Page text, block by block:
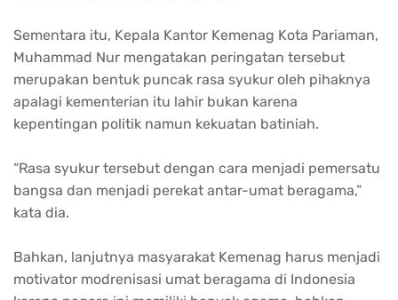
Sementara itu, Kepala Kantor Kemenag Kota Pariaman,
Muhammad Nur mengatakan peringatan tersebut
merupakan bentuk puncak rasa syukur oleh pihaknya
apalagi kementerian itu lahir bukan karena
kepentingan politik namun kekuatan batiniah.
“Rasa syukur tersebut dengan cara menjadi pemersatu
bangsa dan menjadi perekat antar-umat beragama,”
kata dia.
Bahkan, lanjutnya masyarakat Kemenag harus menjadi
motivator modrenisasi umat beragama di Indonesia